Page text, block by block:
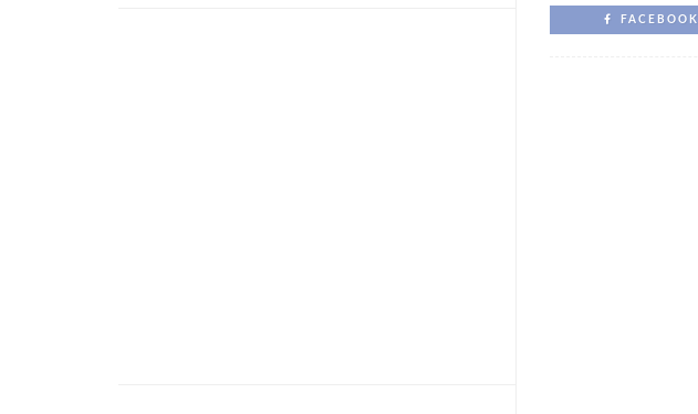
FACEBOOK